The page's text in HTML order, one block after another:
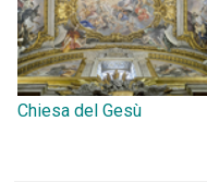
Chiesa del Gesù